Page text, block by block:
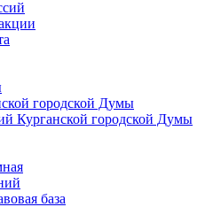
городской Думы
Курганской городской Думы
база